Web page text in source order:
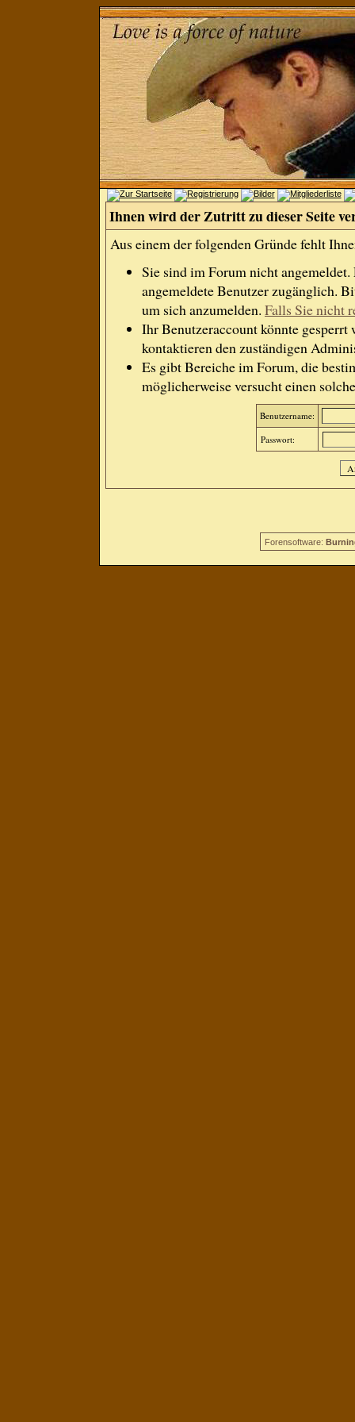
Ihnen wird der Zutritt zu dieser Seite
Aus einem der folgenden Gründe fehlt
Sie sind im Forum nicht
angemeldete Benutzer zugänglich.
um sich anzumelden. Falls Sie nicht
Ihr Benutzeraccount könnte gesperrt
kontaktieren den zuständigen
Es gibt Bereiche im Forum, die
möglicherweise versucht einen
Benutzername:
Passwort:
Forensoftware: